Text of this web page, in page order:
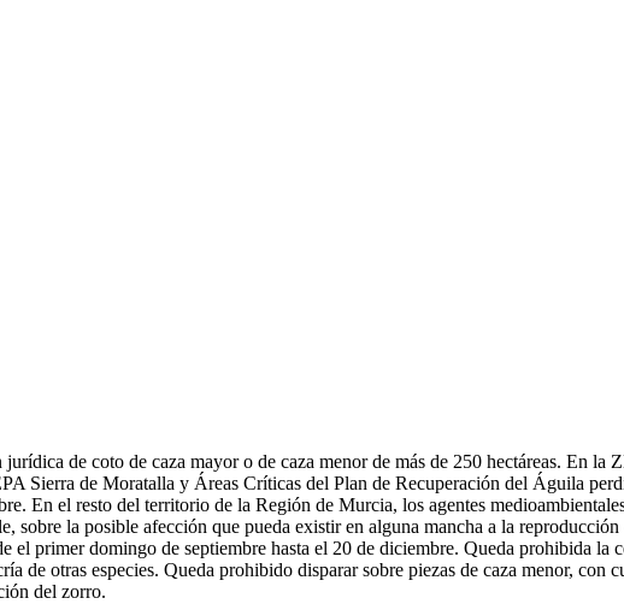
de coto de caza mayor o de caza menor de más de 250 hectáreas. En
Sierra de Moratalla y Áreas Críticas del Plan de Recuperación del Águila
En el resto del territorio de la Región de Murcia, los agentes
sobre la posible afección que pueda existir en alguna mancha a la
el primer domingo de septiembre hasta el 20 de diciembre. Queda prohibida la
de otras especies. Queda prohibido disparar sobre piezas de caza menor, con
del zorro.